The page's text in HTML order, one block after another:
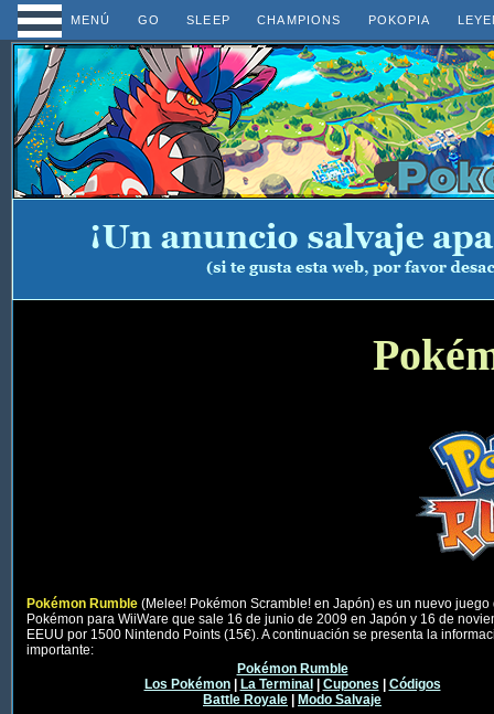
MENÚ GO SLEEP CHAMPIONS POKOPIA
Pokémon Rumble (Melee! Pokémon Scramble! en Japón) es un nuevo juego
Pokémon para WiiWare que sale 16 de junio de 2009 en Japón y 16 de
EEUU por 1500 Nintendo Points (15€). A continuación se presenta la
importante:
Pokémon Rumble
Los Pokémon| La Terminal Cupones
Códigos
Battle Royale
Modo Salvaje